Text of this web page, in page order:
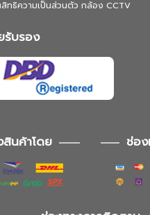
สิทธิความเป็นส่วนตัว กล้อง CCTV
รับรอง
นค้าโดย ช่อง